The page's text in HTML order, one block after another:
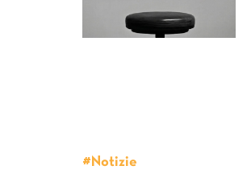
#Notizie